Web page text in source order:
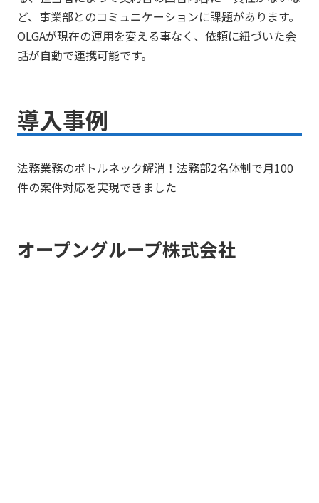
ど、事業部とのコミュニケーションに課題があります。
OLGAが現在の運用を変える事なく、依頼に紐づいた会
話が自動で連携可能です。
導入事例
法務業務のボトルネック解消！法務部2名体制で月100
件の案件対応を実現できました
オープングループ株式会社